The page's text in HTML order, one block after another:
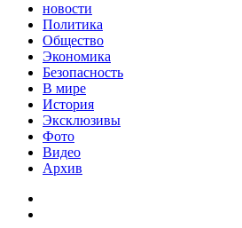
новости
Политика
Общество
Экономика
Безопасность
В мире
История
Эксклюзивы
Фото
Видео
Архив